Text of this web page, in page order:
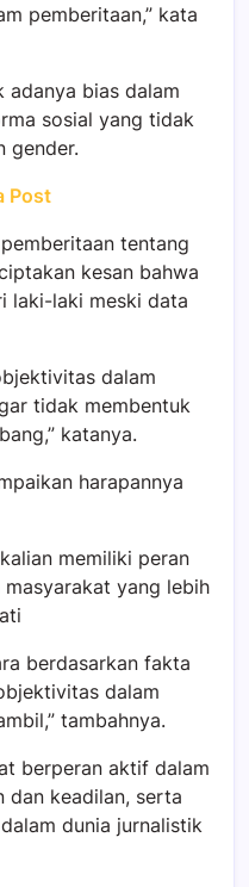
pemberitaan,” kata
adanya bias dalam
sosial yang tidak
gender.
Post
tentang
kesan bahwa
laki-laki meski data
dalam
tidak membentuk
katanya.
harapannya
memiliki peran
yang lebih
berdasarkan fakta
dalam
tambahnya.
berperan aktif dalam
dan keadilan, serta
dunia jurnalistik